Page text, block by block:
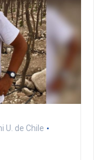
U. de Chile